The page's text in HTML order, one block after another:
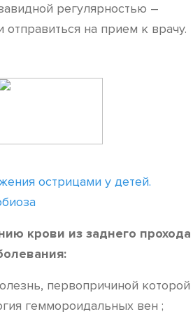
регулярностью –
отправиться на прием к врачу.
острицами у детей.
крови из заднего прохода
первопричиной которой
геммороидальных вен ;